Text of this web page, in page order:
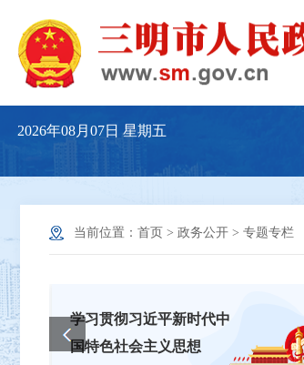
2026年08月07日星期五
当前位置： 首页 > 政务公开 > 专题专栏
学习贯彻习近平新时代中
国特色社会主义思想